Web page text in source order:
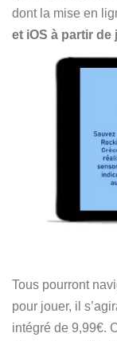
dont la mise en
et iOS à partir de
Tous pourront
pour jouer, il
intégré de 9,99€.